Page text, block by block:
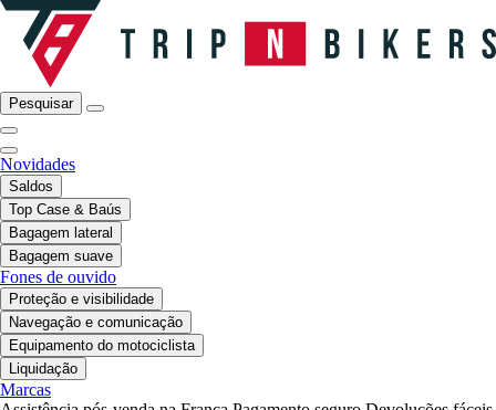
Pesquisar
Novidades
Saldos
Top Case & Baús
Bagagem lateral
Bagagem suave
Fones de ouvido
Proteção e visibilidade
Navegação e comunicação
Equipamento do motociclista
Liquidação
Marcas